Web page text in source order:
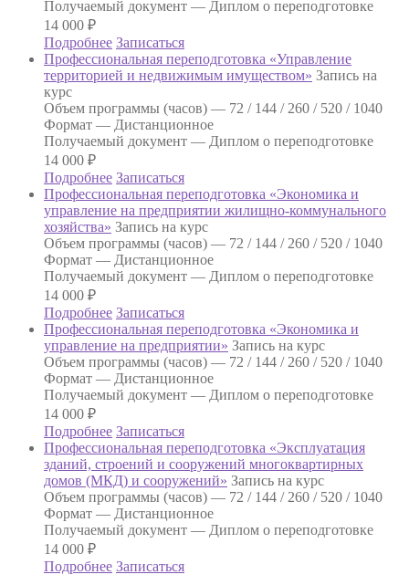
Получаемый документ — Диплом о переподготовке
14 000 ₽
Подробнее Записаться
Профессиональная переподготовка «Управление
территорией и недвижимым имуществом» Запись на
курс
Объем программы (часов) — 72 / 144 / 260 / 520 / 1040
Формат — Дистанционное
Получаемый документ — Диплом о переподготовке
14 000 ₽
Подробнее Записаться
Профессиональная переподготовка «Экономика и
управление на предприятии жилищно-коммунального
хозяйства» Запись на курс
Объем программы (часов) — 72 / 144 / 260 / 520 / 1040
Формат — Дистанционное
Получаемый документ — Диплом о переподготовке
14 000 ₽
Подробнее Записаться
Профессиональная переподготовка «Экономика и
управление на предприятии» Запись на курс
Объем программы (часов) — 72 / 144 / 260 / 520 / 1040
Формат — Дистанционное
Получаемый документ — Диплом о переподготовке
14 000 ₽
Подробнее Записаться
Профессиональная переподготовка «Эксплуатация
зданий, строений и сооружений многоквартирных
домов (МКД) и сооружений» Запись на курс
Объем программы (часов) — 72 / 144 / 260 / 520 / 1040
Формат — Дистанционное
Получаемый документ — Диплом о переподготовке
14 000 ₽
Подробнее Записаться